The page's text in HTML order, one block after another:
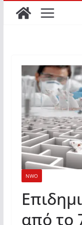
NWO
από το